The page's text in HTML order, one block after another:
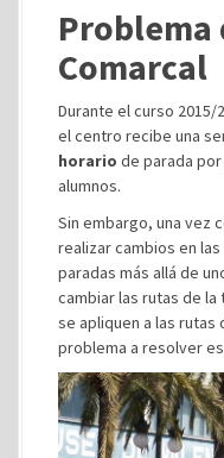
Problema
Comarcal
Durante el curso 2015/
el centro recibe una
horario de parada
alumnos.
Sin embargo, una vez
realizar cambios en
paradas más allá de
cambiar las rutas de
se apliquen a las rutas
problema a resolver